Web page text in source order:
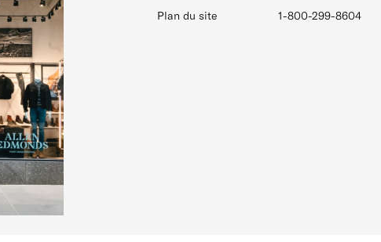
Plan du site
1-800-299-8604